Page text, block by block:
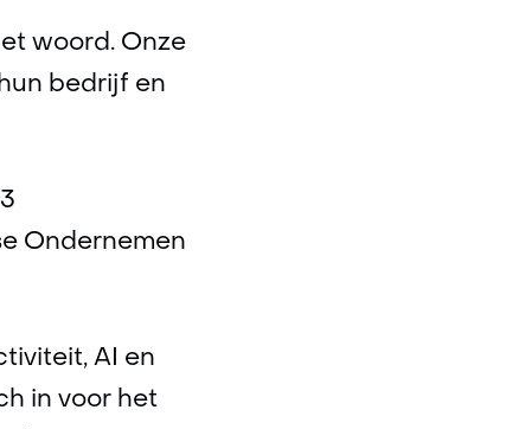
woord. Onze
bedrijf en
Ondernemen
AI en
in voor het